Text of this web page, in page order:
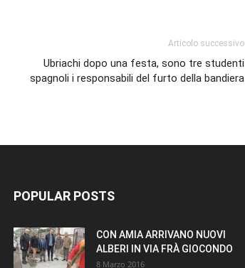
Articolo successivo
Ubriachi dopo una festa, sono tre studenti
spagnoli i responsabili del furto della bandiera
POPULAR POSTS
CON AMIA ARRIVANO NUOVI
ALBERI IN VIA FRÀ GIOCONDO
8 Marzo 2016